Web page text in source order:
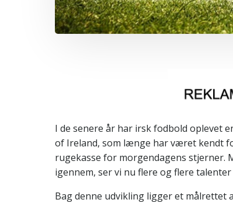
I de senere år har irsk fodbold oplevet
of Ireland, som længe har været kendt
rugekasse for morgendagens stjerner.
igennem, ser vi nu flere og flere
Bag denne udvikling ligger et målrettet